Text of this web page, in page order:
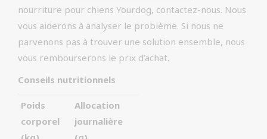
nourriture pour chiens Yourdog, contactez-nous. Nous
vous aiderons à analyser le problème. Si nous ne
parvenons pas à trouver une solution ensemble, nous
vous rembourserons le prix d’achat.
Conseils nutritionnels
Poids
corporel
Allocation
journalière